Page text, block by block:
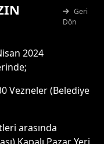
Geri
Dön
2024
Vezneler (Belediye
arasında